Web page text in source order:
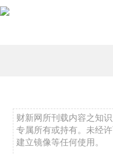
财新网所刊载内容之知
专属所有或持有。未经
建立镜像等任何使用。